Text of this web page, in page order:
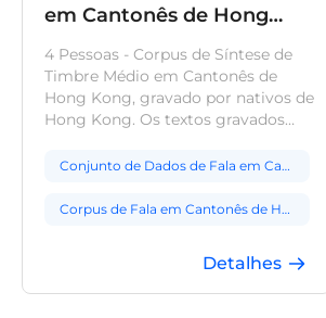
em Cantonês de Hong
4 Pessoas - Corpus de Síntese de
Timbre Médio em Cantonês de
Hong Kong, gravado por nativos de
Hong Kong. Os textos gravados
jogos e coloquial geral. A cobertura
anotações por foneticistas
desenvolvimento da síntese de voz.
Conjunto de Dados de Fala em Cantonês
Corpus de Fala em Cantonês de Hong Kong
Conjunto de Dados de Voz em Cantonês para IA
Detalhes